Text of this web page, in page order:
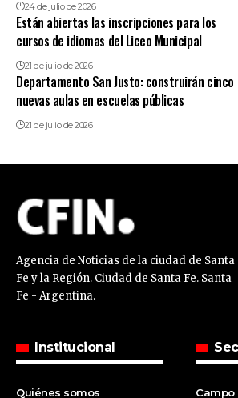
24 de julio de 2026
Están abiertas las inscripciones para los
cursos de idiomas del Liceo Municipal
21 de julio de 2026
Departamento San Justo: construirán cinco
nuevas aulas en escuelas públicas
21 de julio de 2026
Agencia de Noticias de la ciudad de Santa
Fe y la Región. Ciudad de Santa Fe. Santa
Fe - Argentina.
Institucional
Quiénes somos Campo